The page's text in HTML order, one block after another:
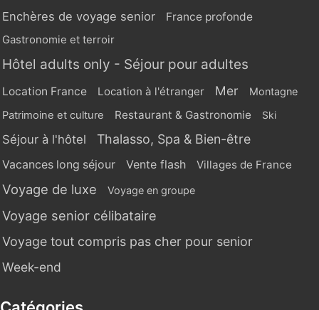
Enchères de voyage senior
France profonde
Gastronomie et terroir
Hôtel adults only - Séjour pour adultes
Location France Location à l'étranger Mer Montagne
Patrimoine et culture Restaurant & Gastronomie Ski
Séjour à l'hôtel Thalasso, Spa & Bien-être
Vacances long séjour Vente flash Villages de France
Voyage de luxe Voyage en groupe
Voyage senior célibataire
Voyage tout compris pas cher pour senior
Week-end